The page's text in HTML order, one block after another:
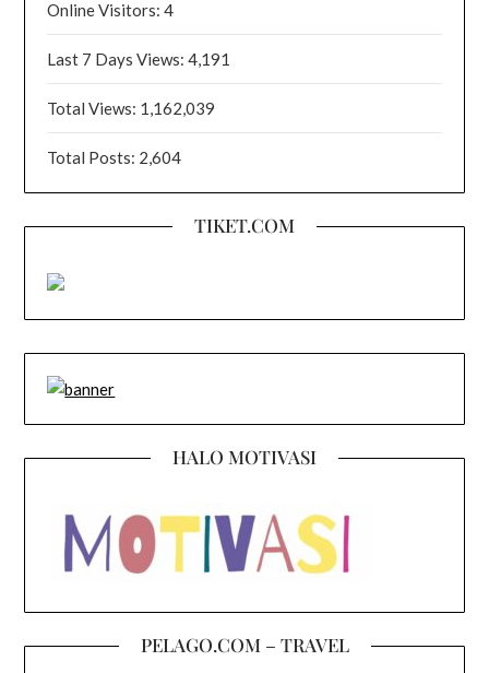
Online Visitors:4
Last 7 Days Views:4,191
Total Views: 1,162,039
Total Posts: 2,604
TIKET.COM
HALO MOTIVASI
PELAGO.COM – TRAVEL